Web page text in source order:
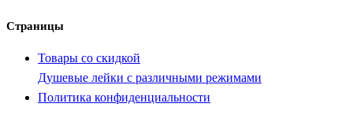
Страницы
Товары со скидкой
Душевые лейки с различными режимами
Политика конфиденциальности